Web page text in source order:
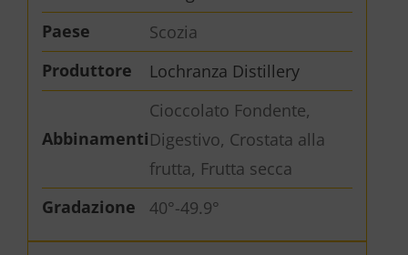
Paese
Scozia
Produttore
Lochranza Distillery
Abbinamenti
Cioccolato Fondente,
Digestivo, Crostata alla
frutta, Frutta secca
Gradazione
40°-49.9°